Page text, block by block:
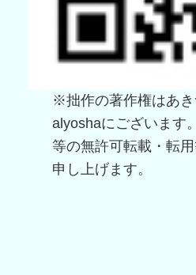
※拙作の著作権はあき
alyoshaにございます
等の無許可転載・転
申し上げます。